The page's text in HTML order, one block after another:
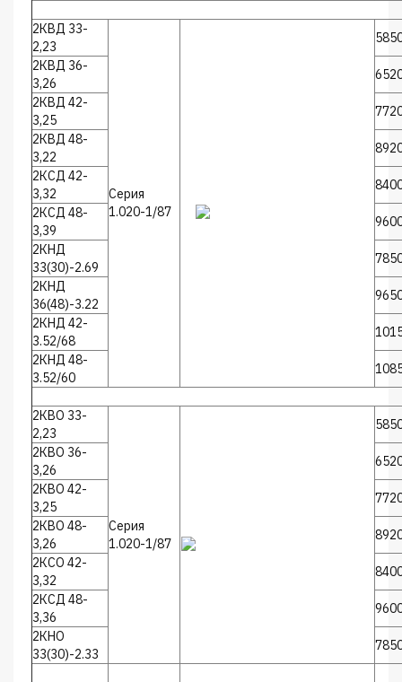
2КВД 33-
2,23
Серия
1.020-1/87
2КВД 36-
3,26
2КВД 42-
3,25
2КВД 48-
3,22
2КСД 42-
3,32
2КСД 48-
3,39
2КНД
33(30)-2.69
2КНД
36(48)-3.22
2КНД 42-
3.52/68
2КНД 48-
3.52/60
2КВО 33-
2,23
Серия
1.020-1/87
2КВО 36-
3,26
2КВО 42-
3,25
2КВО 48-
3,26
2КСО 42-
3,32
2КСД 48-
3,36
2КНО
33(30)-2.33